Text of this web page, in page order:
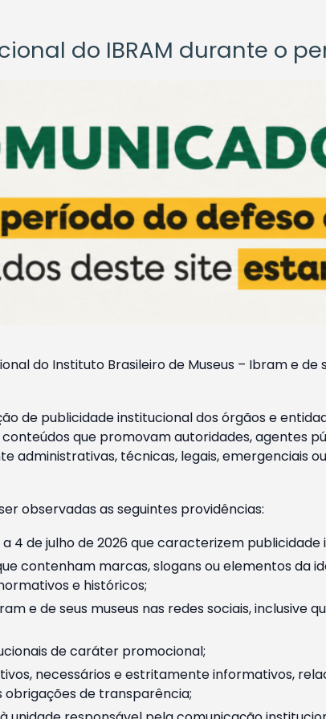
do IBRAM durante o
do Instituto Brasileiro de Museus – Ibram e
de publicidade institucional dos órgãos e
que promovam autoridades, agentes
técnicas, legais, emergenciais
observadas as seguintes providências:
de julho de 2026 que caracterizem
contenham marcas, slogans ou elementos da
e históricos;
e de seus museus nas redes sociais, inclusive
de caráter promocional;
necessários e estritamente informativos,
de transparência;